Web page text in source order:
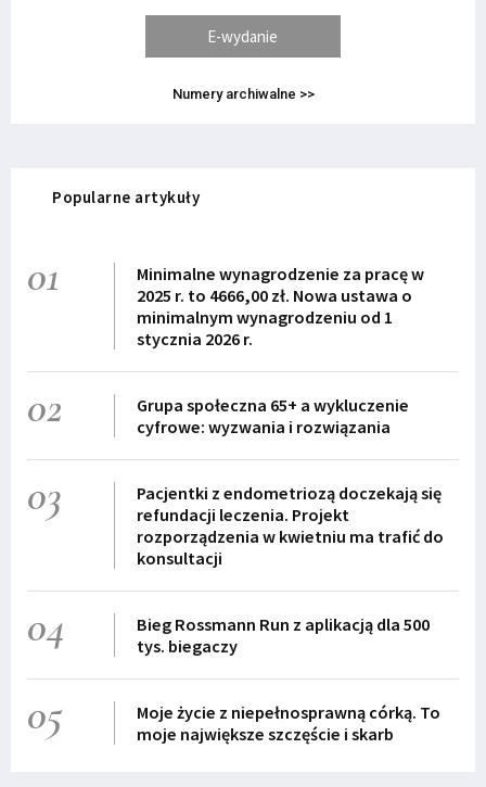
E-wydanie
Numery archiwalne >>
Popularne artykuły
01
Minimalne wynagrodzenie za pracę w
2025 r. to 4666,00 zł. Nowa ustawa o
minimalnym wynagrodzeniu od 1
stycznia 2026 r.
02
Grupa społeczna 65+ a wykluczenie
cyfrowe: wyzwania i rozwiązania
03
Pacjentki z endometriozą doczekają się
refundacji leczenia. Projekt
rozporządzenia w kwietniu ma trafić do
konsultacji
04
Bieg Rossmann Run z aplikacją dla 500
tys. biegaczy
05
Moje życie z niepełnosprawną córką. To
moje największe szczęście i skarb